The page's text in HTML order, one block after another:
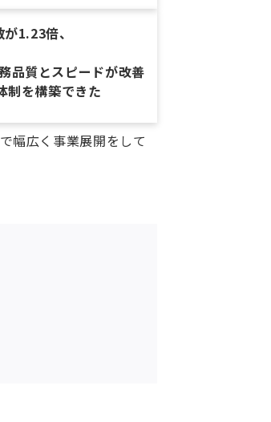
1.23倍、
品質とスピードが改善
制を構築できた
幅広く事業展開をして